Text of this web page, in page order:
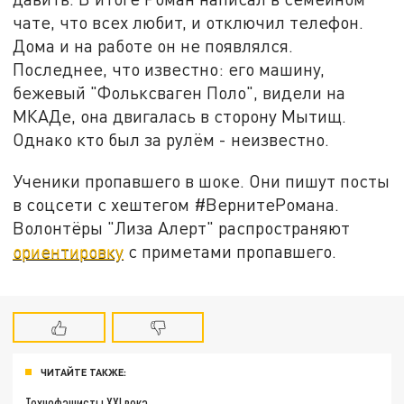
чате, что всех любит, и отключил телефон.
Дома и на работе он не появлялся.
Последнее, что известно: его машину,
бежевый "Фольксваген Поло", видели на
МКАДе, она двигалась в сторону Мытищ.
Однако кто был за рулём - неизвестно.
Ученики пропавшего в шоке. Они пишут посты
в соцсети с хештегом #ВернитеРомана.
Волонтёры "Лиза Алерт" распространяют
ориентировку с приметами пропавшего.
ЧИТАЙТЕ ТАКЖЕ: